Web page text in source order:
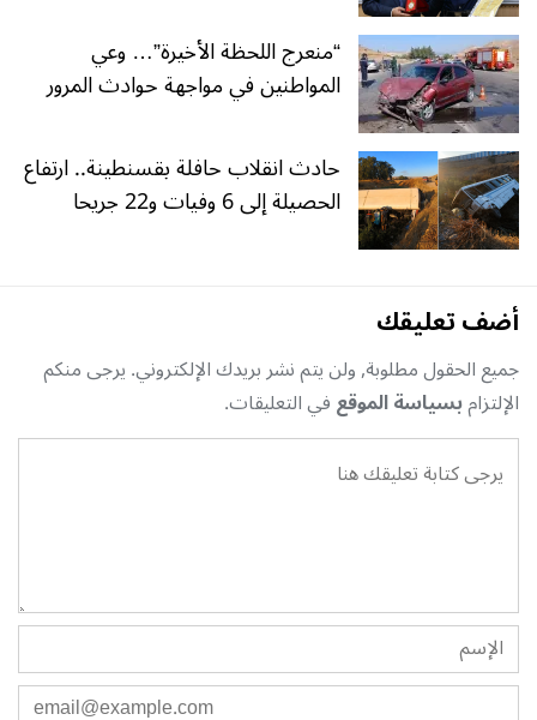
“منعرج اللحظة الأخيرة”… وعي
المواطنين في مواجهة حوادث المرور
حادث انقلاب حافلة بقسنطينة.. ارتفاع
الحصيلة إلى 6 وفيات و22 جريحا
أضف تعليقك
جميع الحقول مطلوبة, ولن يتم نشر بريدك الإلكتروني. يرجى منكم
الإلتزامبسياسة الموقعفي التعليقات.